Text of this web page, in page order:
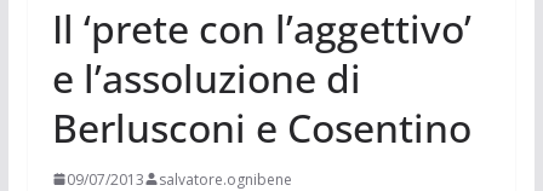
Il ‘prete con l’aggettivo’
e l’assoluzione di
Berlusconi e Cosentino
09/07/2013 salvatore.ognibene